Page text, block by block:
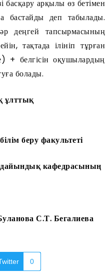
басқару арқылы өз бетімен
бастайды деп табылады.
деңгей тапсырмасының
тақтада ілініп тұрған
+ белгісін оқушылардың
болады.
ұлттық
беру факультеті
дайындық кафедрасының
Бегалиева
0